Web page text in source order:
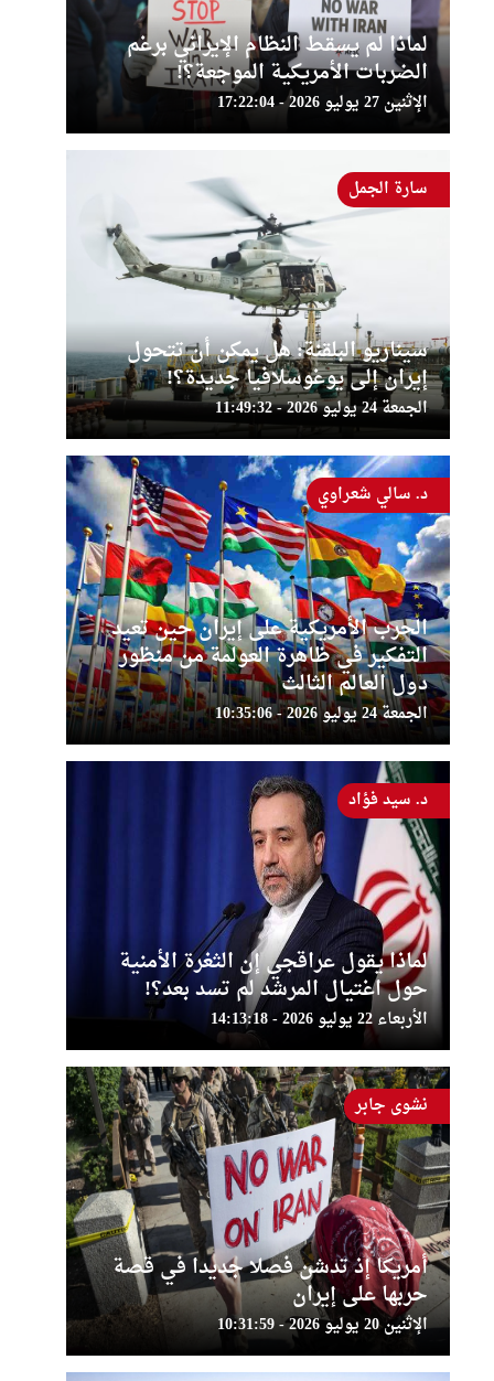
لماذا لم يسقط النظام الإيراني برغم
الضربات الأمريكية الموجعة؟!
الإثنين 27 يوليو 2026 - 17:22:04
سيناريو البلقنة: هل يمكن أن تتحول
إيران إلى يوغوسلافيا جديدة؟!
الجمعة 24 يوليو 2026 - 11:49:32
سارة الجمل
الحرب الأمريكية على إيران حين تعيد
التفكير في ظاهرة العولمة من منظور
دول العالم الثالث
الجمعة 24 يوليو 2026 - 10:35:06
د. سالي شعراوي
لماذا يقول عراقجي إن الثغرة الأمنية
حول اغتيال المرشد لم تسد بعد؟!
الأربعاء 22 يوليو 2026 - 14:13:18
د. سيد فؤاد
أمريكا إذ تدشن فصلا جديدا في قصة
حربها على إيران
الإثنين 20 يوليو 2026 - 10:31:59
نشوى جابر